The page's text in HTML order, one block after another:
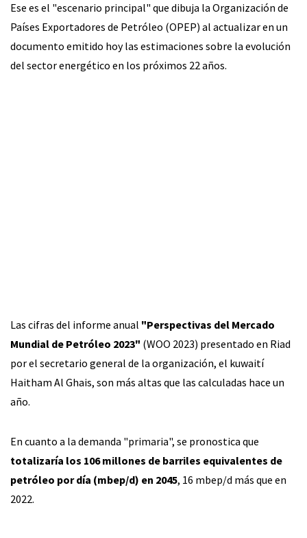
Ese es el "escenario principal" que dibuja la Organización de
Países Exportadores de Petróleo (OPEP) al actualizar en un
documento emitido hoy las estimaciones sobre la evolución
del sector energético en los próximos 22 años.
Las cifras del informe anual "Perspectivas del Mercado
Mundial de Petróleo 2023" (WOO 2023) presentado en Riad
por el secretario general de la organización, el kuwaití
Haitham Al Ghais, son más altas que las calculadas hace un
año.
En cuanto a la demanda "primaria", se pronostica que
totalizaría los 106 millones de barriles equivalentes de
petróleo por día (mbep/d) en 2045, 16 mbep/d más que en
2022.